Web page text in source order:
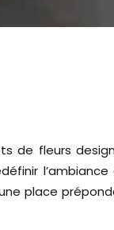
de fleurs
place